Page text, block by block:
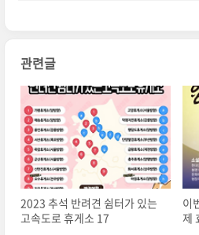
관련글
2023 추석 반려견 쉼터가 있는
고속도로 휴게소 17
이
제